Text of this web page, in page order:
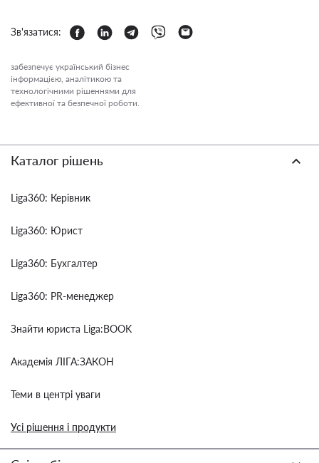
Зв'язатися:
забезпечує український бізнес
інформацією, аналітикою та
технологічними рішеннями для
ефективної та безпечної роботи.
Каталог рішень
Liga360: Керівник
Liga360: Юрист
Liga360: Бухгалтер
Liga360: PR-менеджер
Знайти юриста Liga:BOOK
Академія ЛІГА:ЗАКОН
Теми в центрі уваги
Усі рішення і продукти